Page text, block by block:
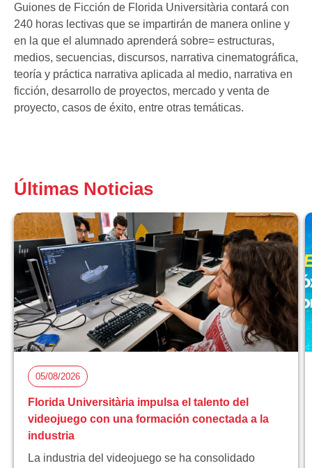
Guiones de Ficción de Florida Universitària contará con
240 horas lectivas que se impartirán de manera online y
en la que el alumnado aprenderá sobre= estructuras,
medios, secuencias, discursos, narrativa cinematográfica,
teoría y práctica narrativa aplicada al medio, narrativa en
ficción, desarrollo de proyectos, mercado y venta de
proyecto, casos de éxito, entre otras temáticas.
Últimas Noticias
05/08/2026
Florida Universitària impulsa el talento del
videojuego con una formación conectada a la
industria
La industria del videojuego se ha consolidado